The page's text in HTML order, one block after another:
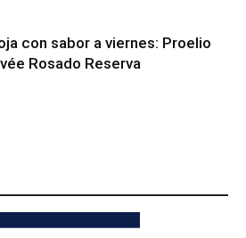
con sabor a viernes: Proelio
Rosado Reserva